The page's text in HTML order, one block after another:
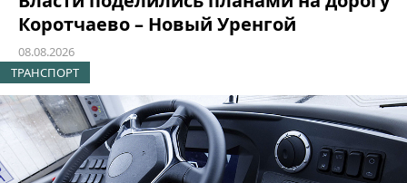
Коротчаево – Новый Уренгой
08.08.2026
ТРАНСПОРТ